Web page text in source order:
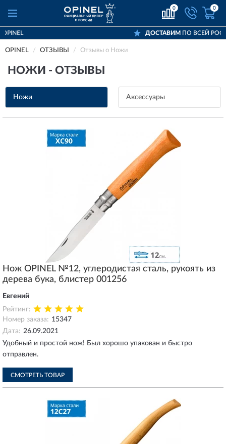
0 0
ПО ВСЕЙ РОССИИ
OPINEL ОТЗЫВЫ Отзывы о Ножи
НОЖИ - ОТЗЫВЫ
Ножи Аксессуары
Нож OPINEL №12, углеродистая сталь, рукоять из
дерева бука, блистер 001256
Евгений
Рейтинг:
Номер заказа: 15347
Дата: 26.09.2021
Удобный и простой нож! Был хорошо упакован и быстро
отправлен.
СМОТРЕТЬ ТОВАР